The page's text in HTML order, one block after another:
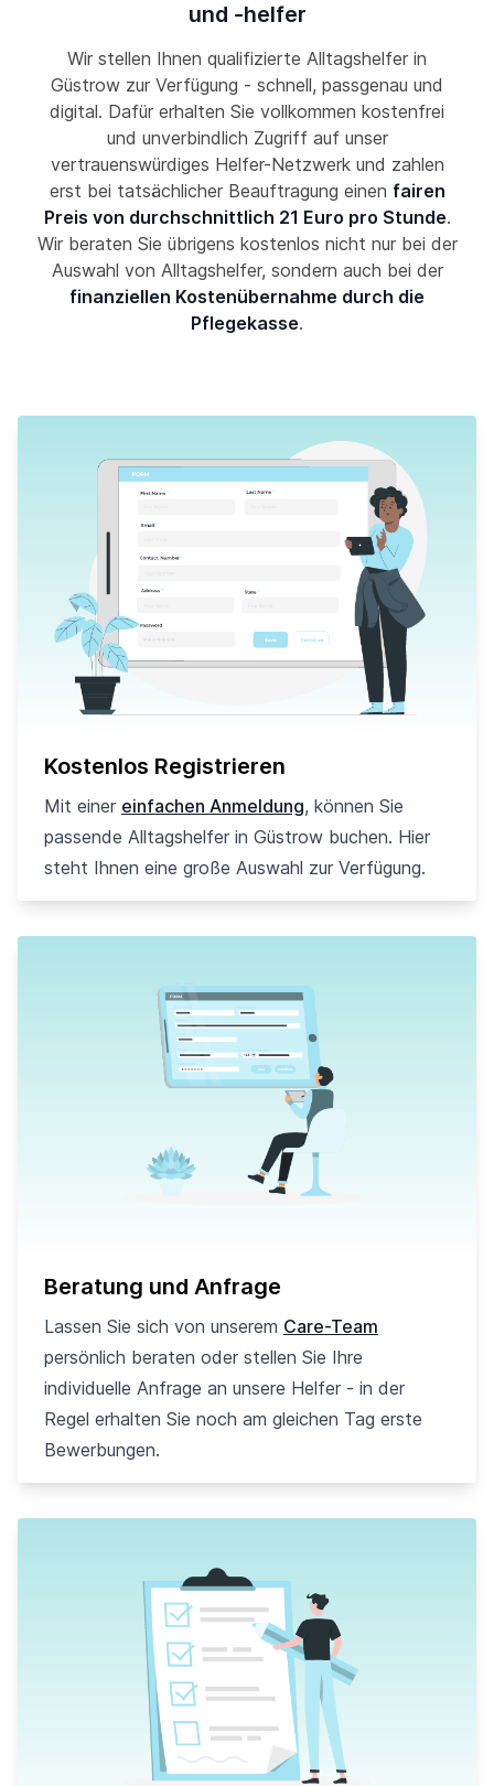
und -helfer
Wir stellen Ihnen qualifizierte Alltagshelfer in
Güstrow zur Verfügung - schnell, passgenau und
digital. Dafür erhalten Sie vollkommen kostenfrei
und unverbindlich Zugriff auf unser
vertrauenswürdiges Helfer-Netzwerk und zahlen
erst bei tatsächlicher Beauftragung einen fairen
Preis von durchschnittlich 21 Euro pro Stunde.
Wir beraten Sie übrigens kostenlos nicht nur bei der
Auswahl von Alltagshelfer, sondern auch bei der
finanziellen Kostenübernahme durch die
Pflegekasse.
Kostenlos Registrieren
Mit einer einfachen Anmeldung, können Sie
passende Alltagshelfer in Güstrow buchen. Hier
steht Ihnen eine große Auswahl zur Verfügung.
Beratung und Anfrage
Lassen Sie sich von unserem Care-Team
persönlich beraten oder stellen Sie Ihre
individuelle Anfrage an unsere Helfer - in der
Regel erhalten Sie noch am gleichen Tag erste
Bewerbungen.